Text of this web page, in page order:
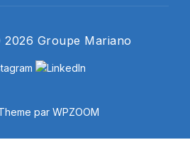
Groupe Mariano
par WPZOOM